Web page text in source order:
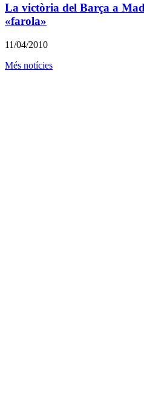
La victòria del Barça a
«farola»
11/04/2010
Més notícies